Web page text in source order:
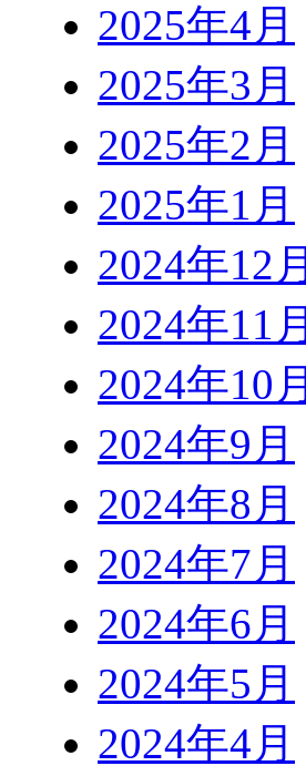
2025年4月
2025年3月
2025年2月
2025年1月
2024年12月
2024年11月
2024年10月
2024年9月
2024年8月
2024年7月
2024年6月
2024年5月
2024年4月